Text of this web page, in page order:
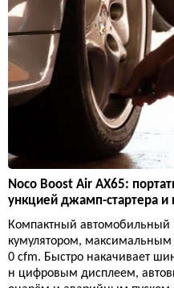
Noco Boost Air AX65:
ункцией джамп-стартера
Компактный автомобильный
кумулятором,
0 cfm. Быстро накачивает
н цифровым дисплеем,